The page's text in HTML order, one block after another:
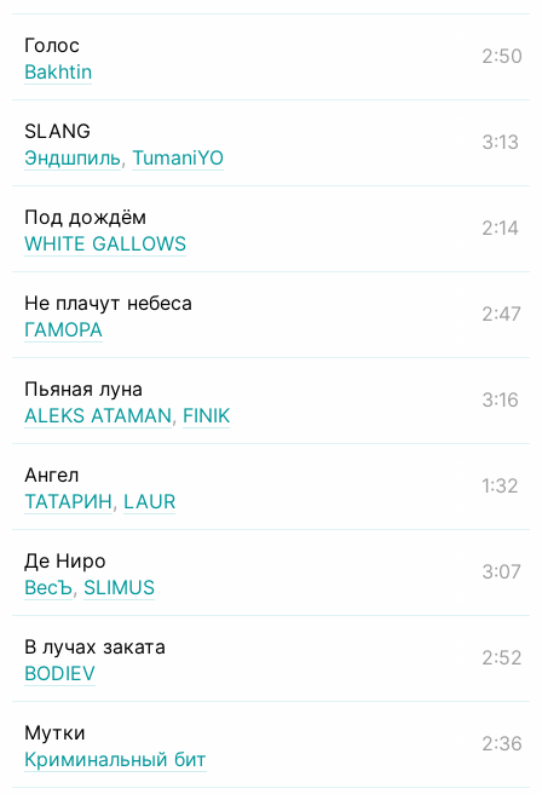
Голос
Bakhtin
2:50
SLANG
Эндшпиль, TumaniYO
3:13
Под дождём
WHITE GALLOWS
2:14
Не плачут небеса
ГАМОРА
2:47
Пьяная луна
ALEKS ATAMAN, FINIK
3:16
Ангел
ТАТАРИН, LAUR
1:32
Де Ниро
ВесЪ, SLIMUS
3:07
В лучах заката
BODIEV
2:52
Мутки
Криминальный бит
2:36